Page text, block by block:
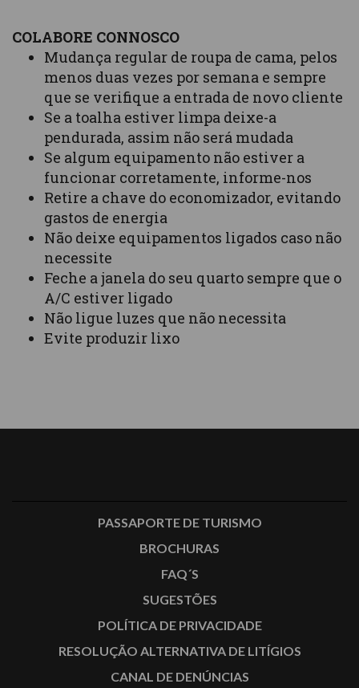
COLABORE CONNOSCO
Mudança regular de roupa de cama, pelos
menos duas vezes por semana e sempre
que se verifique a entrada de novo cliente
Se a toalha estiver limpa deixe-a
pendurada, assim não será mudada
Se algum equipamento não estiver a
funcionar corretamente, informe-nos
Retire a chave do economizador, evitando
gastos de energia
Não deixe equipamentos ligados caso não
necessite
Feche a janela do seu quarto sempre que o
A/C estiver ligado
Não ligue luzes que não necessita
Evite produzir lixo
PASSAPORTE DE TURISMO
BROCHURAS
FAQ´S
SUGESTÕES
POLÍTICA DE PRIVACIDADE
RESOLUÇÃO ALTERNATIVA DE LITÍGIOS
CANAL DE DENÚNCIAS